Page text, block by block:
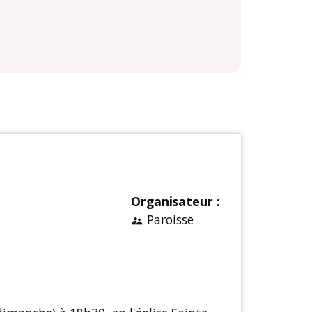
Organisateur :
supervisor_account Paroisse